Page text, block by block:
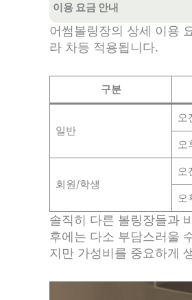
이용 요금 안내
어썸볼링장의 상세 이용
라 차등 적용됩니다.
구분
일반
오
오
회원/학생
오
오
솔직히 다른 볼링장들과
후에는 다소 부담스러울
지만 가성비를 중요하게